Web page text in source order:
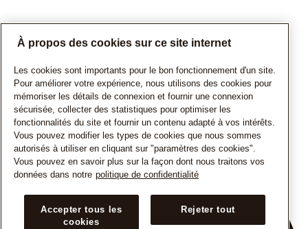
CANADA Français
© TOUS DROITS RESERVES. 2026 Pandora
À propos des cookies sur ce site internet
Les cookies sont importants pour le bon fonctionnement d'un site.
Pour améliorer votre expérience, nous utilisons des cookies pour
mémoriser les détails de connexion et fournir une connexion
sécurisée, collecter des statistiques pour optimiser les
fonctionnalités du site et fournir un contenu adapté à vos intérêts.
Vous pouvez modifier les types de cookies que nous sommes
autorisés à utiliser en cliquant sur "paramètres des cookies".
Vous pouvez en savoir plus sur la façon dont nous traitons vos
données dans notre politique de confidentialité
Accepter tous les
cookies
Rejeter tout